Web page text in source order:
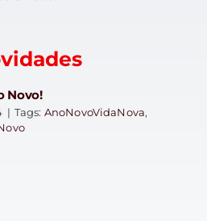
Novo!
| Tags: AnoNovoVidaNova,